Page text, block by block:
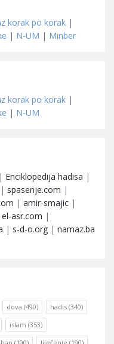
korak po korak |
| N-UM | Minber
korak po korak |
| N-UM
| Enciklopedija hadisa |
| spasenje.com |
| amir-smajic |
el-asr.com |
| s-d-o.org | namaz.ba
dova (490) hadis (340)
islam (353)